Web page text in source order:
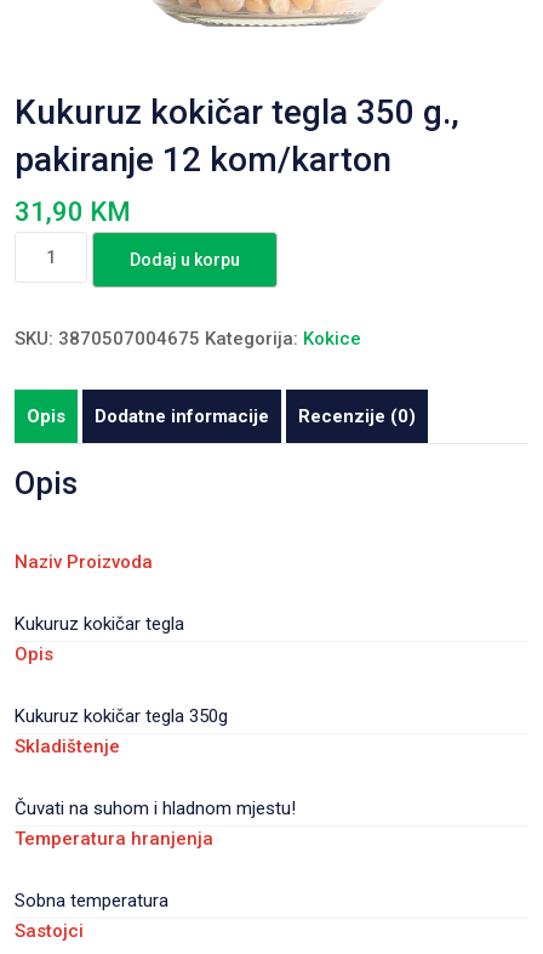
Kukuruz kokičar tegla 350 g.,
pakiranje 12 kom/karton
31,90 KM
Kukuruz
350
pakiranje
12
kom/karton
količina
Dodaj u korpu
SKU: 3870507004675 Kategorija: Kokice
Opis Dodatne informacije Recenzije (0)
Opis
Naziv Proizvoda
Kukuruz kokičar tegla
Opis
Kukuruz kokičar tegla 350g
Skladištenje
Čuvati na suhom i hladnom mjestu!
Temperatura hranjenja
Sobna temperatura
Sastojci